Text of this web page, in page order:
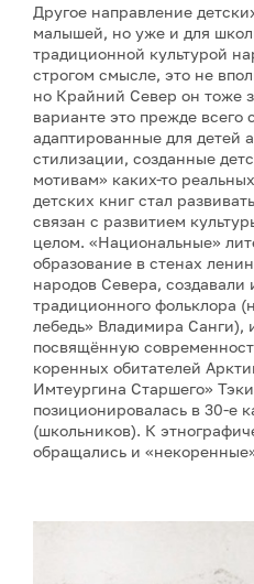
Другое направление
малышей, но уже и для
традиционной культурой
строгом смысле, это не
но Крайний Север он тоже
варианте это прежде всего
адаптированные для детей
стилизации, созданные
мотивам» каких-то
детских книг стал
связан с развитием
целом. «Национальные»
образование в стенах
народов Севера, создавали
традиционного фольклора
лебедь» Владимира Санги),
посвящённую
коренных обитателей
Имтеургина Старшего»
позиционировалась в 30-е
(школьников). К
обращались и